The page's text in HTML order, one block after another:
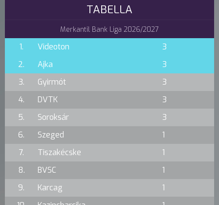
TABELLA
Merkantil Bank Liga 2026/2027
1. Videoton
3
2.
Ajka
3
3.
Gyirmót
3
4.
DVTK
3
5.
Soroksár
3
6.
Szeged
1
7.
Tiszakécske
1
8.
BVSC
1
9.
Karcag
1